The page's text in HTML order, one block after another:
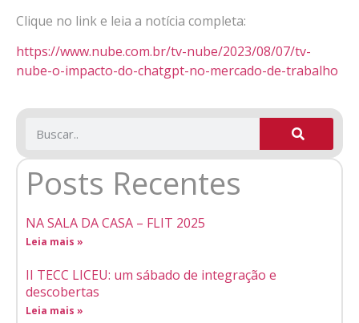
Clique no link e leia a notícia completa:
https://www.nube.com.br/tv-nube/2023/08/07/tv-
nube-o-impacto-do-chatgpt-no-mercado-de-trabalho
Posts Recentes
NA SALA DA CASA – FLIT 2025
Leia mais »
II TECC LICEU: um sábado de integração e
descobertas
Leia mais »